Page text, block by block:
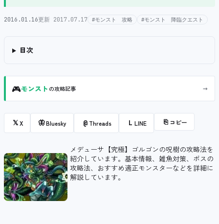
2016.01.16更新 2017.07.17 #モンスト 攻略 #モンスト 降臨クエスト
目次
🎮モンスト の攻略記事 →
𝕏X 🦋Bluesky @ Threads L LINE ⎘ コピー
メデューサ【究極】ゴルゴンの呪樹の攻略法を
紹介しています。基本情報、雑魚対策、ボスの
攻略法、おすすめ適正モンスターなどを詳細に
解説しています。